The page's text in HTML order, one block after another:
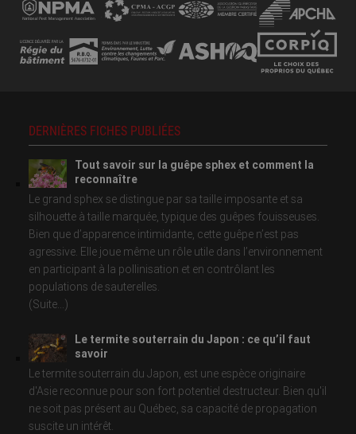
DERNIÈRES FICHES PUBLIÉES
Tout savoir sur la guêpe sphex et comment la
reconnaître
Le grand sphex se distingue par sa taille imposante et sa
silhouette à taille marquée, typique des guêpes fouisseuses.
Bien que d’apparence intimidante, cette guêpe n’est pas
agressive. Elle joue même un rôle utile dans l’environnement
en participant à la pollinisation et en contrôlant les
populations de sauterelles.
(Suite...)
Le termite souterrain du Japon : ce qu’il faut
savoir
Le termite souterrain du Japon, est une espèce originaire
d'Asie reconnue pour son fort potentiel destructeur. Bien qu'il
ne soit pas présent au Québec, sa capacité de propagation
suscite un intérêt.